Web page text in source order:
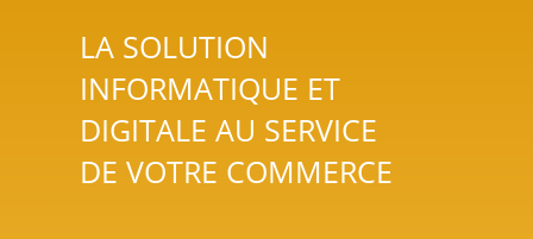
LA SOLUTION
INFORMATIQUE ET
DIGITALE AU SERVICE
DE VOTRE COMMERCE